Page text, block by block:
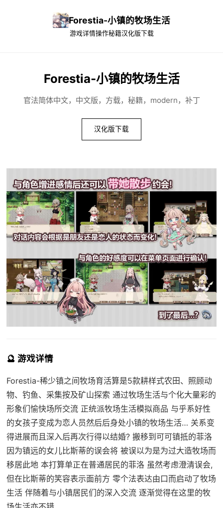
Forestia-小镇的牧场生活
游戏详情操作秘籍汉化版下载
Forestia-小镇的牧场生活
官法简体中文，中文版，方载，秘籍，modern，补丁
汉化版下载
🔮 游戏详情
Forestia-稀少镇之间牧场育活算是5款耕样式农田、照顾动
物、钓鱼、采集按及矿山探索 通过牧场生活与个化大量彩的
形象们愉快场所交流 正统派牧场生活模拟商品 与乎系好性
的女孩子变成为恋人员然后后身处小镇的牧场生活… 关系变
得进展而且深入后再次行得以结婚? 搬移到可可镇抵的菲洛
因为镇远的女儿比斯蒂的误会将 被误以为是为过大造牧场而
移居此地 本打算单正在普通居民的菲洛 虽然考虑澄清误会,
但在比斯蒂的笑容表示面前方 零个法表达由口而启动了牧场
生活 伴随着与小镇居民们的深入交流 逐渐觉得在这里的牧